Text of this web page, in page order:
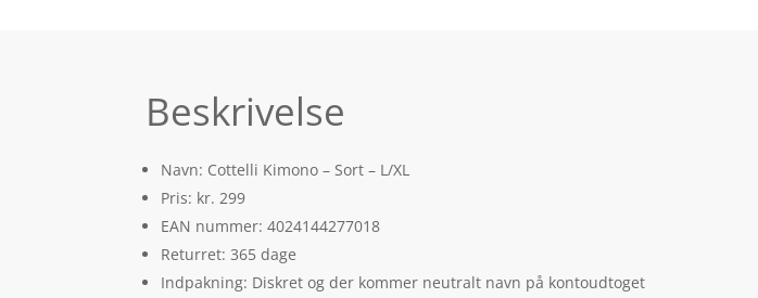
Beskrivelse
Navn: Cottelli Kimono – Sort – L/XL
Pris: kr. 299
EAN nummer: 4024144277018
Returret: 365 dage
Indpakning: Diskret og der kommer neutralt navn på kontoudtoget